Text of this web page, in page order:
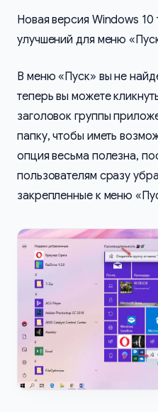
Новая версия Windows
улучшений для меню
В меню «Пуск» вы не
теперь вы можете
заголовок группы
папку, чтобы иметь
опция весьма полезна,
пользователям сразу
закрепленные к меню